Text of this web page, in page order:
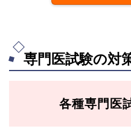
専門医試験の対
各種専門医